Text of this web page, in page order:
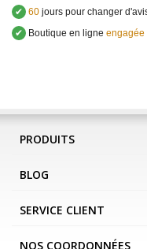
✔ 60 jours pour changer
✔
Boutique en ligne engagée
PRODUITS
BLOG
SERVICE CLIENT
NOS COORDONNÉES